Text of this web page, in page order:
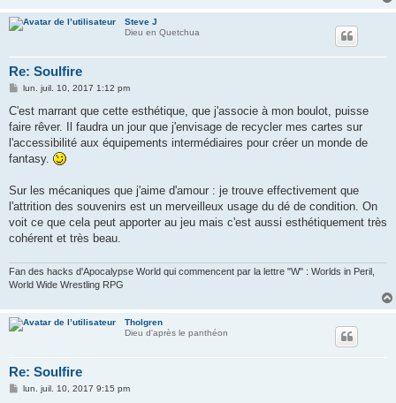
Steve J
Dieu en Quetchua
Re: Soulfire
M
s
a
g
lun. juil. 10, 2017 1:12 pm
C'est marrant que cette esthétique, que j'associe à mon boulot, puisse
faire rêver. Il faudra un jour que j'envisage de recycler mes cartes sur
l'accessibilité aux équipements intermédiaires pour créer un monde de
fantasy.
Sur les mécaniques que j'aime d'amour : je trouve effectivement que
l'attrition des souvenirs est un merveilleux usage du dé de condition. On
voit ce que cela peut apporter au jeu mais c'est aussi esthétiquement très
cohérent et très beau.
Fan des hacks d'Apocalypse World qui commencent par la lettre "W" : Worlds in Peril,
World Wide Wrestling RPG
Tholgren
Dieu d'après le panthéon
Re: Soulfire
Mlun. juil. 10, 2017 9:15 pm